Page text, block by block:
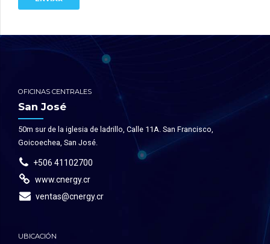
OFICINAS CENTRALES
San José
50m sur de la iglesia de ladrillo, Calle 11A. San Francisco,
Goicoechea, San José.
+506 41102700
www.cnergy.cr
ventas@cnergy.cr
UBICACIÓN